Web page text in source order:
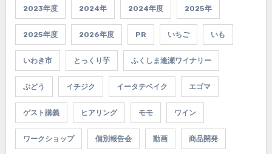
2023年度 2024年 2024年度 2025年
2025年度 2026年度 PR いちご いも
いわき市 とっくり芋 ふくしま逢瀬ワイナリー
ぶどう イチジク イータテベイク エゴマ
ゲスト講義 ヒアリング モモ ワイン
ワークショップ 個別報告会 動画 商品開発